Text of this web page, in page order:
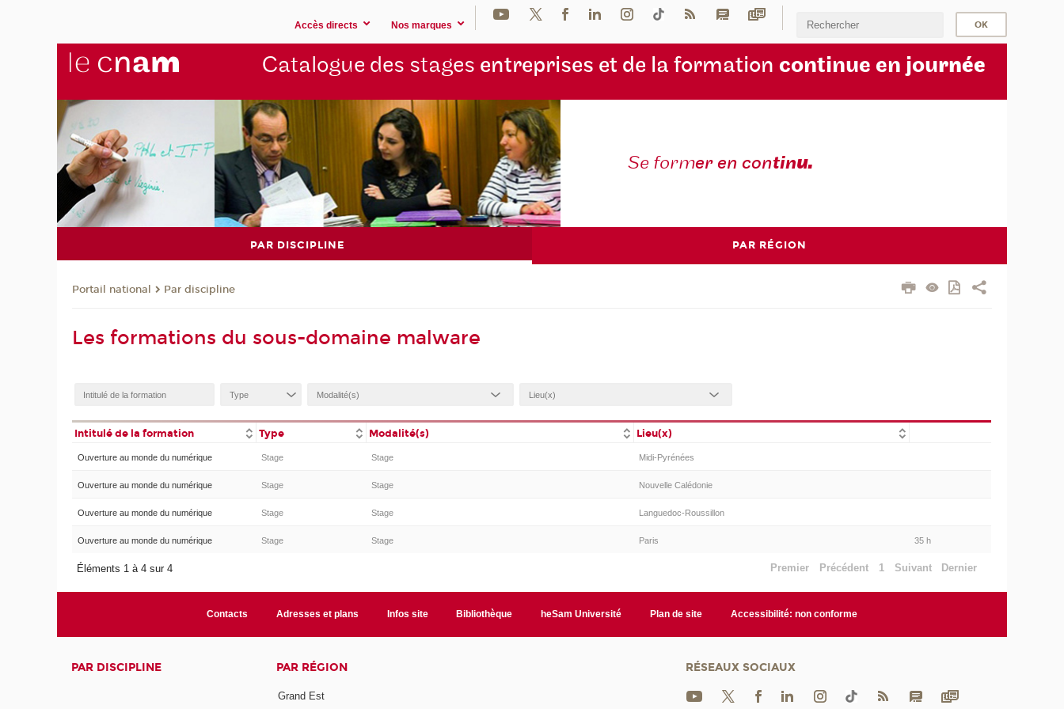
Accès directs Nos marques
Catalogue des stages entreprises et de la formation continue en journée
Se former en continu.
PAR DISCIPLINE PAR RÉGION
Portail national Par discipline
Les formations du sous-domaine malware
Intitulé de la formation Type Modalité(s) Lieu(x)
Ouverture au monde du numérique Stage Stage Midi-Pyrénées
Ouverture au monde du numérique Stage Stage Nouvelle Calédonie
Ouverture au monde du numérique Stage Stage Languedoc-Roussillon
Ouverture au monde du numérique Stage Stage Paris 35 h
Éléments 1 à 4 sur 4 Premier Précédent 1 Suivant Dernier
Contacts Adresses et plans Infos site Bibliothèque heSam Université Plan de site Accessibilité: non conforme
PAR DISCIPLINE PAR RÉGION
Grand Est
RÉSEAUX SOCIAUX